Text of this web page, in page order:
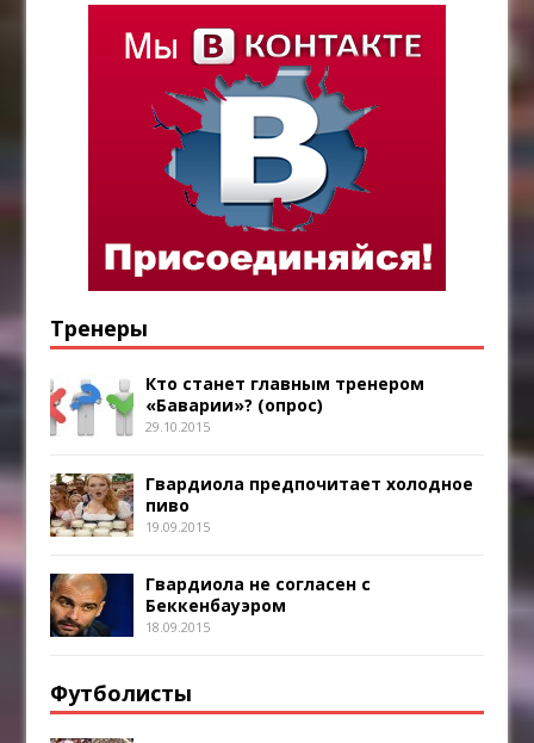
Тренеры
Кто станет главным тренером
«Баварии»? (опрос)
29.10.2015
Гвардиола предпочитает холодное
пиво
19.09.2015
Гвардиола не согласен с
Беккенбауэром
18.09.2015
Футболисты